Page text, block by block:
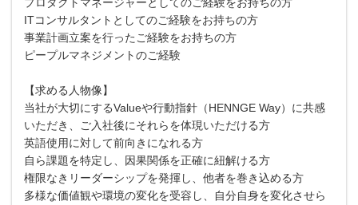
ITコンサルタントとしてのご経験をお持ちの方
事業計画立案を行ったご経験をお持ちの方
ピープルマネジメントのご経験
【求める人物像】
当社が大切にするValueや行動指針（HENNGE Way）に共感
いただき、ご入社後にそれらを体現いただける方
英語使用に対して前向きになれる方
自ら課題を特定し、因果関係を正確に紐解ける方
権限なきリーダーシップを発揮し、他者を巻き込める方
多様な価値観や環境の変化を受容し、自分自身を変化させら